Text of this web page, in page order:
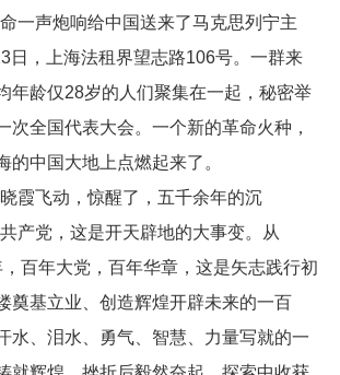
一声炮响给中国送来了马克思列宁主
日，上海法租界望志路106号。一群来
年龄仅28岁的人们聚集在一起，秘密举
次全国代表大会。一个新的革命火种，
的中国大地上点燃起来了。
飞动，惊醒了，五千余年的沉
产党，这是开天辟地的大事变。从
百年大党，百年华章，这是矢志践行初
奠基立业、创造辉煌开辟未来的一百
水、泪水、勇气、智慧、力量写就的一